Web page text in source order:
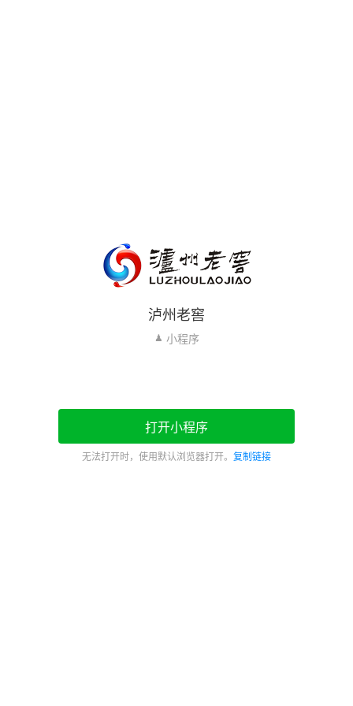
泸州老窖
小程序
打开小程序
无法打开时，使用默认浏览器打开。 复制链接